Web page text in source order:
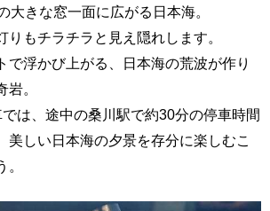
大きな窓一面に広がる日本海。
りもチラチラと見え隠れします。
で浮かび上がる、日本海の荒波が作り
岩。
は、途中の桑川駅で約30分の停車時間
美しい日本海の夕景を存分に楽しむこ